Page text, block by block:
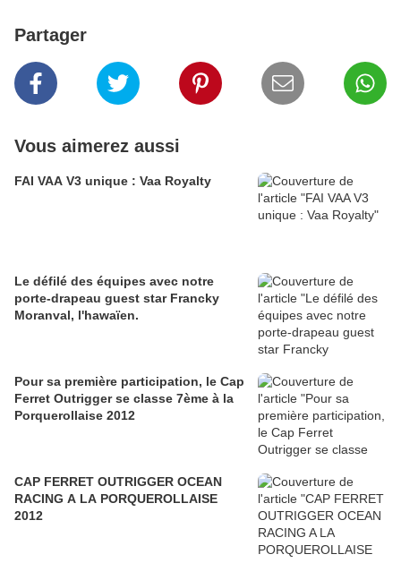
Partager
Vous aimerez aussi
FAI VAA V3 unique : Vaa Royalty
Le défilé des équipes avec notre
porte-drapeau guest star Francky
Moranval, l'hawaïen.
Pour sa première participation, le Cap
Ferret Outrigger se classe 7ème à la
Porquerollaise 2012
CAP FERRET OUTRIGGER OCEAN
RACING A LA PORQUEROLLAISE
2012